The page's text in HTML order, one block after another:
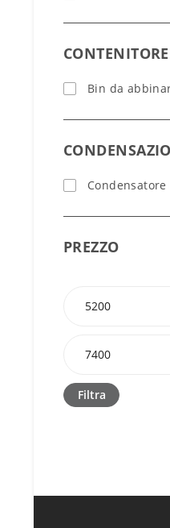
Bin da
Condensatore
PREZZO
Filtra